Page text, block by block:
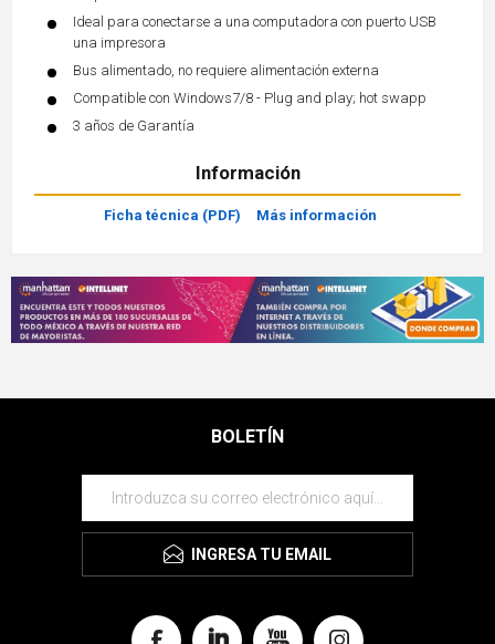
Ideal para conectarse a una computadora con puerto USB
una impresora
Bus alimentado, no requiere alimentación externa
Compatible con Windows7/8 - Plug and play; hot swapp
3 años de Garantía
Información
Ficha técnica (PDF) Más información
BOLETÍN
INGRESA TU EMAIL